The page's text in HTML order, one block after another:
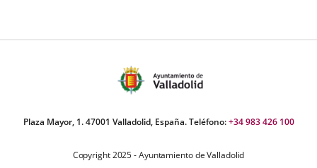
Plaza Mayor, 1. 47001 Valladolid, España. Teléfono:+34 983 426 100
Copyright 2025 - Ayuntamiento de Valladolid